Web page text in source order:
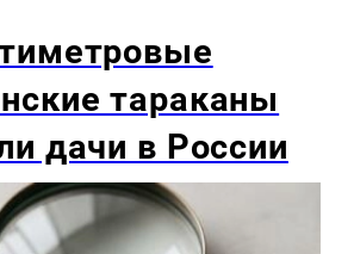
тараканы
дачи в России